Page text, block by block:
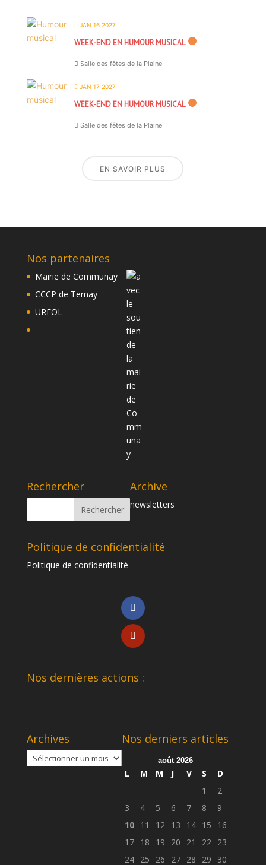
JAN 16 2027
WEEK-END EN HUMOUR MUSICAL
Salle des fêtes de la Plaine
JAN 17 2027
WEEK-END EN HUMOUR MUSICAL
Salle des fêtes de la Plaine
EN SAVOIR PLUS
Nos partenaires
Mairie de Communay
CCCP de Ternay
URFOL
Rechercher Archive
newsletters
Politique de confidentialité
Politique de confidentialité
Nos dernières actions :
Archives
Archives
Nos derniers articles
août 2026
L M M J V S
D
1
2
3
4 5 6 7 8
9
10 11 12 13 14 15
16
17 18 19 20 21 22
23
24 25 26 27 28 29 30